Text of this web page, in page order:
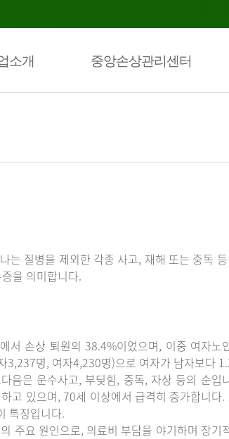
소개 중앙손상관리센터
는 질병을 제외한 각종 사고, 재해 또는 중독
을 의미합니다.
서 손상 퇴원의 38.4%이었으며, 이중 여자
명, 여자4,230명)으로 여자가 남자보다
음은 운수사고, 부딪힘, 중독, 자상 등의 순입
고 있으며, 70세 이상에서 급격히 증가합니다.
특징입니다.
주요 원인으로, 의료비 부담을 야기하며 장기